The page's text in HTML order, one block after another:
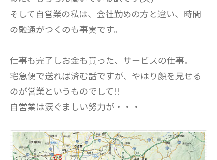
そして自営業の私は、会社勤めの方と違い、時間
の融通がつくのも事実です。
仕事も完了しお金も貰った、サービスの仕事。
宅急便で送れば済む話ですが、やはり顔を見せる
のが営業というものでして!!
自営業は涙ぐましい努力が・・・